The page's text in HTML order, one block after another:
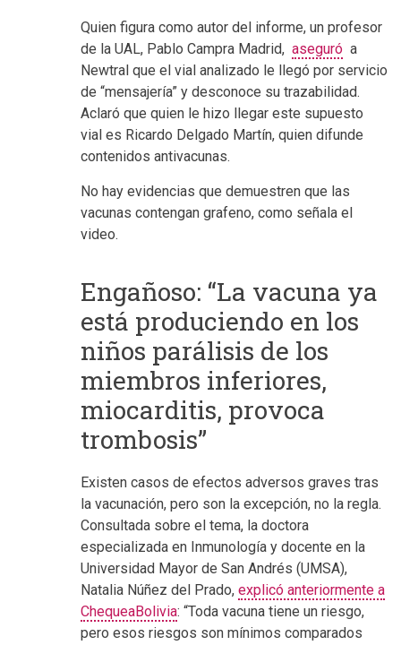
Quien figura como autor del informe, un profesor
de la UAL, Pablo Campra Madrid, aseguró a
Newtral que el vial analizado le llegó por servicio
de “mensajería” y desconoce su trazabilidad.
Aclaró que quien le hizo llegar este supuesto
vial es Ricardo Delgado Martín, quien difunde
contenidos antivacunas.
No hay evidencias que demuestren que las
vacunas contengan grafeno, como señala el
video.
Engañoso: “La vacuna ya
está produciendo en los
niños parálisis de los
miembros inferiores,
miocarditis, provoca
trombosis”
Existen casos de efectos adversos graves tras
la vacunación, pero son la excepción, no la regla.
Consultada sobre el tema, la doctora
especializada en Inmunología y docente en la
Universidad Mayor de San Andrés (UMSA),
Natalia Núñez del Prado, explicó anteriormente a
ChequeaBolivia: “Toda vacuna tiene un riesgo,
pero esos riesgos son mínimos comparados